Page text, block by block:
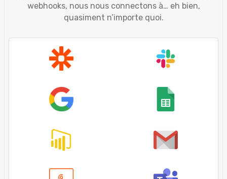
webhooks, nous nous connectons à… eh bien,
quasiment n’importe quoi.